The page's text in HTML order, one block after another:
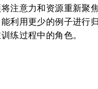
注意力和资源重新聚
利用更少的例子进行
练过程中的角色。